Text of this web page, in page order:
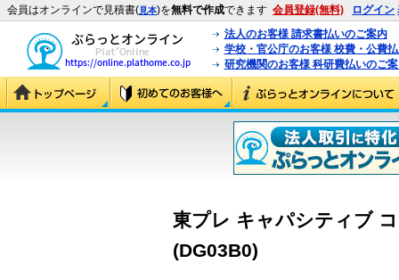
会員はオンラインで見積書(見本)を無料で作成できます 会員登録(無料) ログイン
法人のお客様 請求書払いのご案内
学校・官公庁のお客様 校費・公費
研究機関のお客様 科研費払いのご
東プレ キャパシティブ
(DG03B0)